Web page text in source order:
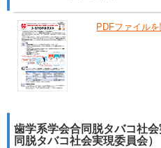
PDFファイル
歯学系学会合同脱タバコ社
同脱タバコ社会実現委員会）